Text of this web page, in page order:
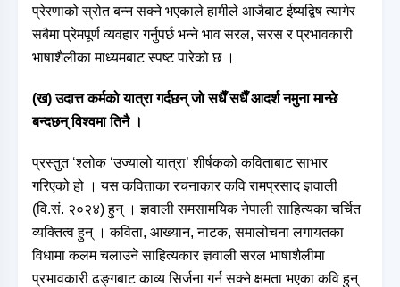
प्रेरणाको स्रोत बन्न सक्ने भएकाले हामीले आजैबाट ईष्यद्विष त्यागेर
सबैमा प्रेमपूर्ण व्यवहार गर्नुपर्छ भन्ने भाव सरल, सरस र प्रभावकारी
भाषाशैलीका माध्यमबाट स्पष्ट पारेको छ ।
(ख) उदात्त कर्मको यात्रा गर्दछन् जो सधैँ सधैँ आदर्श नमुना मान्छे
बन्दछन् विश्वमा तिनै ।
प्रस्तुत ‘श्लोक ‘उज्यालो यात्रा’ शीर्षकको कविताबाट साभार
गरिएको हो । यस कविताका रचनाकार कवि रामप्रसाद ज्ञवाली
(वि.सं. २०२४) हुन् । ज्ञवाली समसामयिक नेपाली साहित्यका चर्चित
व्यक्तित्व हुन् । कविता, आख्यान, नाटक, समालोचना लगायतका
विधामा कलम चलाउने साहित्यकार ज्ञवाली सरल भाषाशैलीमा
प्रभावकारी ढङ्गबाट काव्य सिर्जना गर्न सक्ने क्षमता भएका कवि हुन्